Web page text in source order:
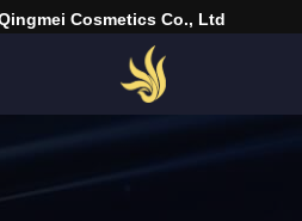
Cosmetics Co., Ltd